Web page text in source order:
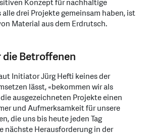
Konzept für nachhaltige
alle drei Projekte gemeinsam haben, ist
Material aus dem Erdrutsch.
Betroffenen
Initiator Jürg Hefti keines der
lässt, «bekommen wir als
ausgezeichneten Projekte einen
und Aufmerksamkeit für unsere
die uns bis heute jeden Tag
nächste Herausforderung in der